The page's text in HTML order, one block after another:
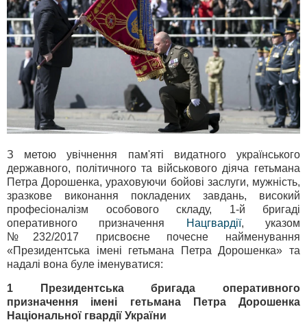
З метою увічнення пам'яті видатного українського
державного, політичного та військового діяча гетьмана
Петра Дорошенка, ураховуючи бойові заслуги, мужність,
зразкове виконання покладених завдань, високий
професіоналізм особового складу, 1-й бригаді
оперативного призначення
Нацгвардії, указом
№232/2017 присвоєне почесне найменування
«Президентська імені гетьмана Петра Дорошенка» та
надалі вона буле іменуватися:
1 Президентська бригада оперативного
призначення імені гетьмана Петра Дорошенка
Національної гвардії України